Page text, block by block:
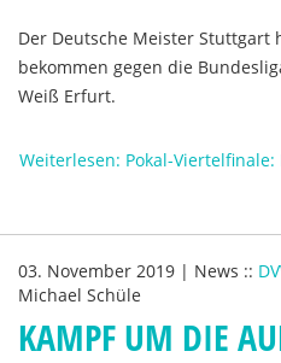
Der Deutsche Meister Stuttgart
bekommen gegen die
Weiß Erfurt.
Weiterlesen: Pokal-
03. November 2019 | News ::
Michael Schüle
KAMPF UM DIE